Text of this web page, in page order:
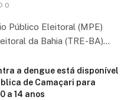
0
Público Eleitoral (MPE)
da Bahia (TRE-BA)…
a dengue está disponível
de Camaçari para
a 14 anos